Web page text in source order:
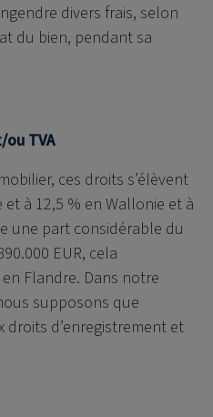
divers frais, selon
du bien, pendant sa
TVA
ces droits s’élèvent
à 12,5 % en Wallonie et à
une part considérable du
EUR, cela
Flandre. Dans notre
supposons que
droits d’enregistrement et